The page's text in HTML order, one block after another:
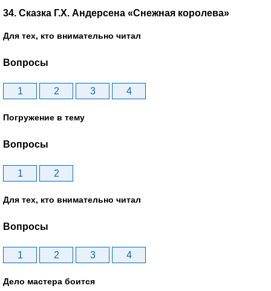
34. Сказка Г.Х. Андерсена «Снежная королева»
Для тех, кто внимательно читал
Вопросы
1 2 3 4
Погружение в тему
Вопросы
1 2
Для тех, кто внимательно читал
Вопросы
1 2 3 4
Дело мастера боится